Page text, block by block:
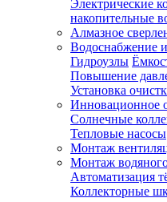
Электрические
накопительные
Алмазное
Водоснабжение
Гидроузлы
Повышение
Установка
Инновационное
Солнечные
Тепловые насосы
Монтаж
Монтаж
Автоматизация
Коллекторные